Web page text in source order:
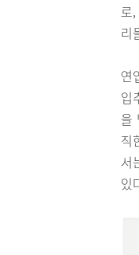
로
리
연
입
을
직
서
있